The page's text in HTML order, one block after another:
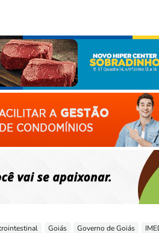
Goiás Governo de Goiás